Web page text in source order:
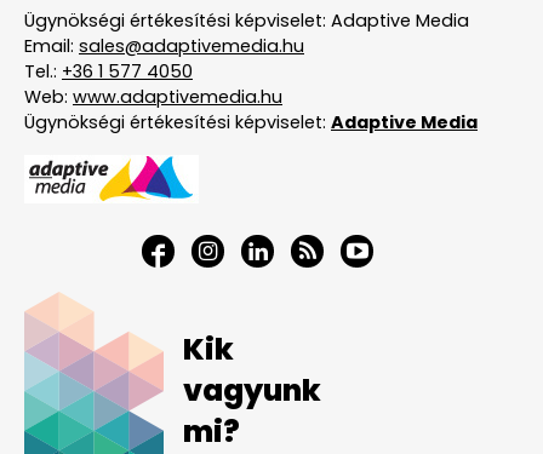
Ügynökségi értékesítési képviselet: Adaptive Media
Email: sales@adaptivemedia.hu
Tel.: +36 1 577 4050
Web: www.adaptivemedia.hu
Ügynökségi értékesítési képviselet: Adaptive Media
Kik
vagyunk
mi?